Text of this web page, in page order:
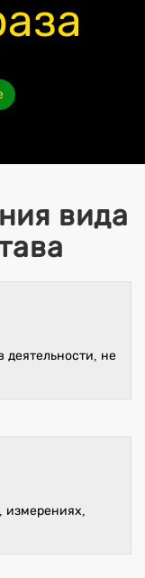
вида
деятельности, не
измерениях,